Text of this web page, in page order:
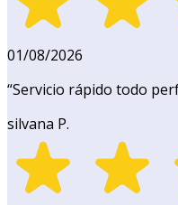
01/08/2026
“Servicio rápido todo
silvana P.